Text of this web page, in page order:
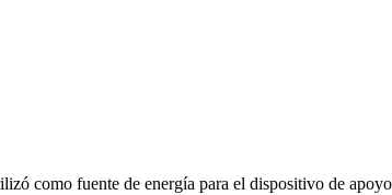
como fuente de energía para el dispositivo de